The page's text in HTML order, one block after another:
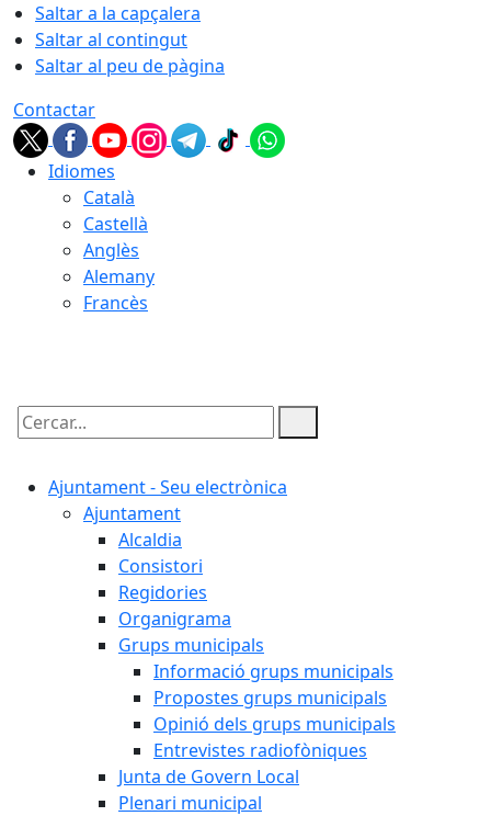
Saltar a la capçalera
Saltar al contingut
Saltar al peu de pàgina
Contactar
Idiomes
Català
Castellà
Anglès
Alemany
Francès
Cercar:
Ajuntament - Seu electrònica
Ajuntament
Alcaldia
Consistori
Regidories
Organigrama
Grups municipals
Informació grups municipals
Propostes grups municipals
Opinió dels grups municipals
Entrevistes radiofòniques
Junta de Govern Local
Plenari municipal